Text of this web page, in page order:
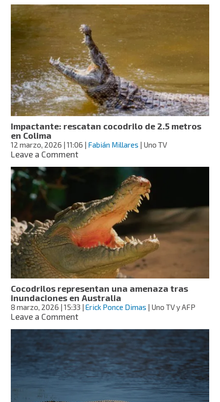
capturan
cocodrilo
en
Sudáfrica
por
posible
hallazgo
de
restos
humanos
en
su
Impactante: rescatan cocodrilo de 2.5 metros
en Colima
12 marzo, 2026 | 11:06 | Fabián Millares | Uno TV
Leave a Commenton
2.5
metros
en
Colima
Cocodrilos representan una amenaza tras
inundaciones en Australia
8 marzo, 2026 | 15:33 |Erick Ponce Dimas | Uno TV y AFP
Leave a Commenton
representan
una
amenaza
tras
inundaciones
en